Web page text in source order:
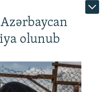
olunub